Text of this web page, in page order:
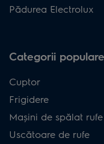
Pădurea Electrolux
Categorii populare
Cuptor
Frigidere
Mașini de spălat rufe
Uscătoare de rufe